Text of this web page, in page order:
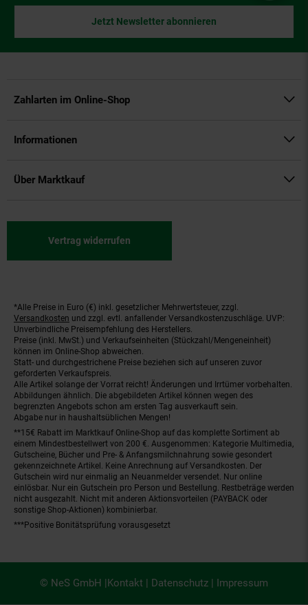
Jetzt Newsletter abonnieren
Zahlarten im Online-Shop
Informationen
Über Marktkauf
Vertrag widerrufen
Fußnoten
*Alle Preise in Euro (€) inkl. gesetzlicher Mehrwertsteuer, zzgl.
Versandkosten und zzgl. evtl. anfallender Versandkostenzuschläge. UVP:
Unverbindliche Preisempfehlung des Herstellers.
Preise (inkl. MwSt.) und Verkaufseinheiten (Stückzahl/Mengeneinheit)
können im Online-Shop abweichen.
Statt- und durchgestrichene Preise beziehen sich auf unseren zuvor
geforderten Verkaufspreis.
Alle Artikel solange der Vorrat reicht! Änderungen und Irrtümer vorbehalten.
Abbildungen ähnlich. Die abgebildeten Artikel können wegen des
begrenzten Angebots schon am ersten Tag ausverkauft sein.
Abgabe nur in haushaltsüblichen Mengen!
**15€ Rabatt im Marktkauf Online-Shop auf das komplette Sortiment ab
einem Mindestbestellwert von 200 €. Ausgenommen: Kategorie Multimedia,
Gutscheine, Bücher und Pre- & Anfangsmilchnahrung sowie gesondert
gekennzeichnete Artikel. Keine Anrechnung auf Versandkosten. Der
Gutschein wird nur einmalig an Neuanmelder versendet. Nur online
einlösbar. Nur ein Gutschein pro Person und Bestellung. Restbeträge werden
nicht ausgezahlt. Nicht mit anderen Aktionsvorteilen (PAYBACK oder
sonstige Shop-Aktionen) kombinierbar.
***Positive Bonitätsprüfung vorausgesetzt
© NeS GmbH |Kontakt | Datenschutz | Impressum